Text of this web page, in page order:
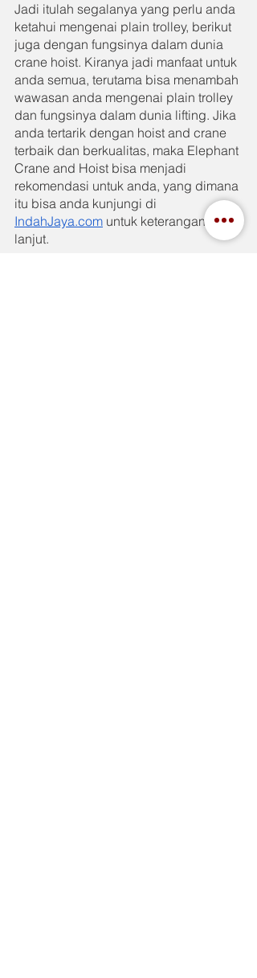
Jadi itulah segalanya yang perlu anda
ketahui mengenai plain trolley, berikut
juga dengan fungsinya dalam dunia
crane hoist. Kiranya jadi manfaat untuk
anda semua, terutama bisa menambah
wawasan anda mengenai plain trolley
dan fungsinya dalam dunia lifting. Jika
anda tertarik dengan hoist and crane
terbaik dan berkualitas, maka Elephant
Crane and Hoist bisa menjadi
rekomendasi untuk anda, yang dimana
itu bisa anda kunjungi di
IndahJaya.com untuk keterangan lebih
lanjut.